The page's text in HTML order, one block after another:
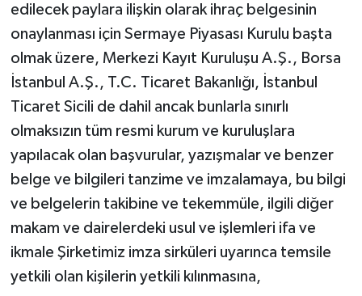
edilecek paylara ilişkin olarak ihraç belgesinin
onaylanması için Sermaye Piyasası Kurulu başta
olmak üzere, Merkezi Kayıt Kuruluşu A.Ş., Borsa
İstanbul A.Ş., T.C. Ticaret Bakanlığı, İstanbul
Ticaret Sicili de dahil ancak bunlarla sınırlı
olmaksızın tüm resmi kurum ve kuruluşlara
yapılacak olan başvurular, yazışmalar ve benzer
belge ve bilgileri tanzime ve imzalamaya, bu bilgi
ve belgelerin takibine ve tekemmüle, ilgili diğer
makam ve dairelerdeki usul ve işlemleri ifa ve
ikmale Şirketimiz imza sirküleri uyarınca temsile
yetkili olan kişilerin yetkili kılınmasına,